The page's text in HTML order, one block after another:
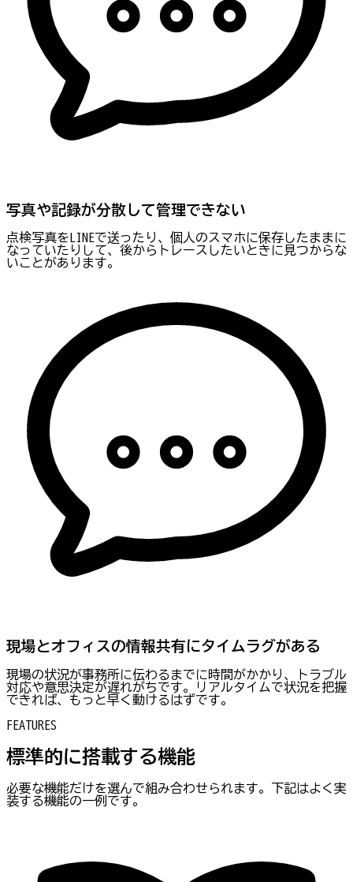
写真や記録が分散して管理できない
点検写真をLINEで送ったり、個人のスマホに保存したままに
なっていたりして、後からトレースしたいときに見つからな
いことがあります。
現場とオフィスの情報共有にタイムラグがある
現場の状況が事務所に伝わるまでに時間がかかり、トラブル
対応や意思決定が遅れがちです。リアルタイムで状況を把握
できれば、もっと早く動けるはずです。
FEATURES
標準的に搭載する機能
必要な機能だけを選んで組み合わせられます。下記はよく実
装する機能の一例です。